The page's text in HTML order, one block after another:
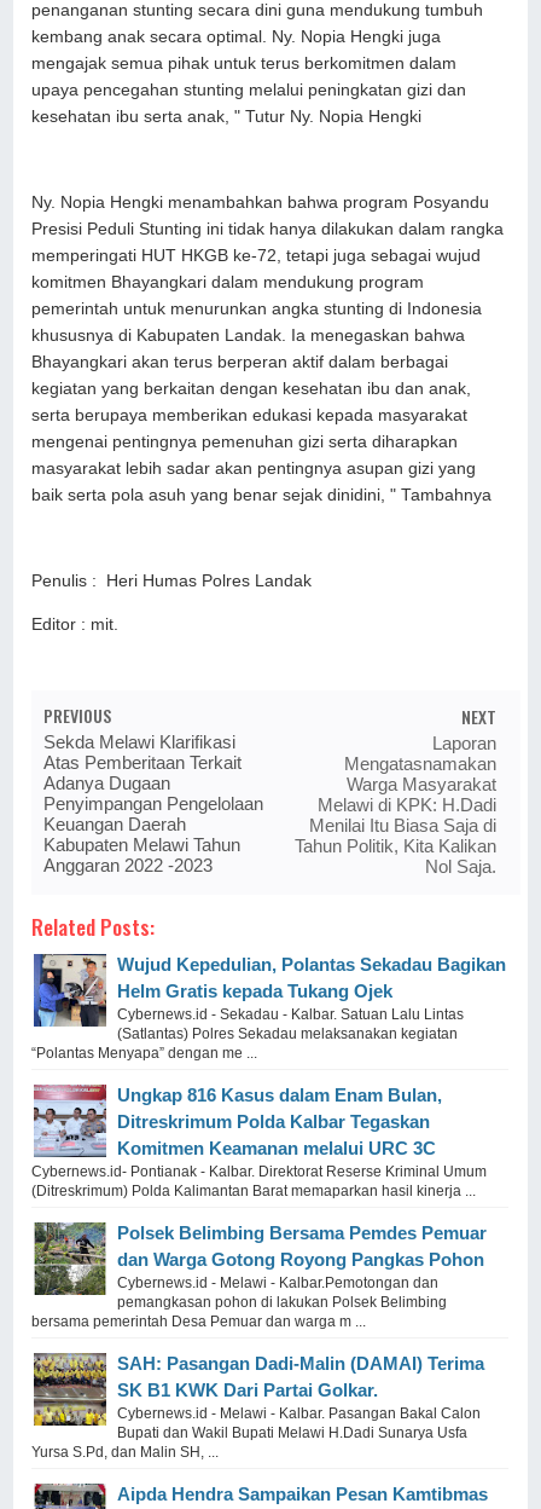
penanganan stunting secara dini guna mendukung tumbuh
kembang anak secara optimal. Ny. Nopia Hengki juga
mengajak semua pihak untuk terus berkomitmen dalam
upaya pencegahan stunting melalui peningkatan gizi dan
kesehatan ibu serta anak, " Tutur Ny. Nopia Hengki
Ny. Nopia Hengki menambahkan bahwa program Posyandu
Presisi Peduli Stunting ini tidak hanya dilakukan dalam rangka
memperingati HUT HKGB ke-72, tetapi juga sebagai wujud
komitmen Bhayangkari dalam mendukung program
pemerintah untuk menurunkan angka stunting di Indonesia
khususnya di Kabupaten Landak. Ia menegaskan bahwa
Bhayangkari akan terus berperan aktif dalam berbagai
kegiatan yang berkaitan dengan kesehatan ibu dan anak,
serta berupaya memberikan edukasi kepada masyarakat
mengenai pentingnya pemenuhan gizi serta diharapkan
masyarakat lebih sadar akan pentingnya asupan gizi yang
baik serta pola asuh yang benar sejak dinidini, " Tambahnya
Penulis : Heri Humas Polres Landak
Editor : mit.
PREVIOUS
Sekda Melawi Klarifikasi
Atas Pemberitaan Terkait
Adanya Dugaan
Penyimpangan Pengelolaan
Keuangan Daerah
Kabupaten Melawi Tahun
Anggaran 2022 -2023
NEXT
Laporan
Mengatasnamakan
Warga Masyarakat
Melawi di KPK: H.Dadi
Menilai Itu Biasa Saja di
Tahun Politik, Kita Kalikan
Nol Saja.
Related Posts:
Wujud Kepedulian, Polantas Sekadau Bagikan
Helm Gratis kepada Tukang Ojek
Cybernews.id - Sekadau - Kalbar. Satuan Lalu Lintas
(Satlantas) Polres Sekadau melaksanakan kegiatan
“Polantas Menyapa” dengan me ...
Ungkap 816 Kasus dalam Enam Bulan,
Ditreskrimum Polda Kalbar Tegaskan
Komitmen Keamanan melalui URC 3C
Cybernews.id- Pontianak - Kalbar. Direktorat Reserse Kriminal Umum
(Ditreskrimum) Polda Kalimantan Barat memaparkan hasil kinerja ...
Polsek Belimbing Bersama Pemdes Pemuar
dan Warga Gotong Royong Pangkas Pohon
Cybernews.id - Melawi - Kalbar.Pemotongan dan
pemangkasan pohon di lakukan Polsek Belimbing
bersama pemerintah Desa Pemuar dan warga m ...
SAH: Pasangan Dadi-Malin (DAMAI) Terima
SK B1 KWK Dari Partai Golkar.
Cybernews.id - Melawi - Kalbar. Pasangan Bakal Calon
Bupati dan Wakil Bupati Melawi H.Dadi Sunarya Usfa
Yursa S.Pd, dan Malin SH, ...
Aipda Hendra Sampaikan Pesan Kamtibmas